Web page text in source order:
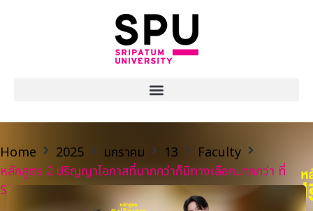
Home 2025 มกราคม 13
Faculty
หลักสูตร 2 ปริญญาโอกาสที่มากกว่าก็มีทางเลือกมากกว่า ที่
SPU